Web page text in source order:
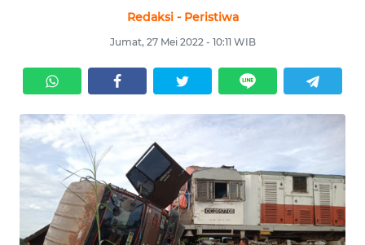
Redaksi - Peristiwa
Jumat, 27 Mei 2022 - 10:11 WIB
PERISTIWA
TOKOH
Informasi
INDEKS
BERITA